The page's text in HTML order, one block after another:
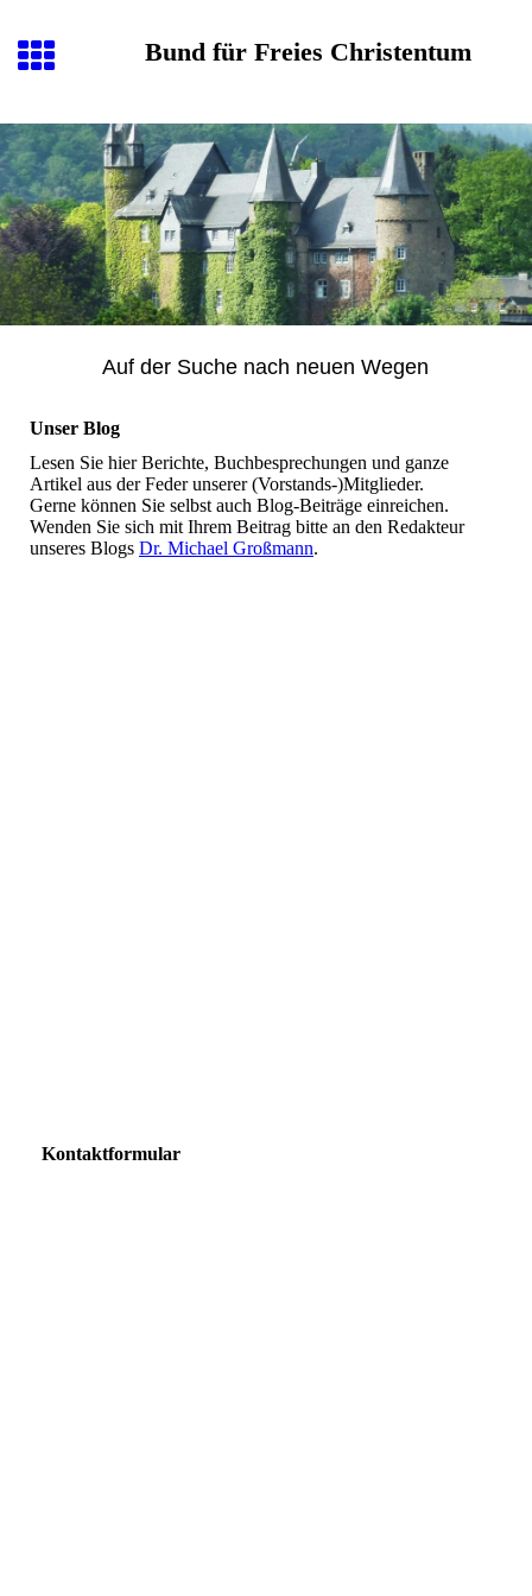
Bund für Freies Christentum
Auf der Suche nach neuen Wegen
Unser Blog
Lesen Sie hier Berichte, Buchbesprechungen und ganze
Artikel aus der Feder unserer (Vorstands-)Mitglieder.
Gerne können Sie selbst auch Blog-Beiträge einreichen.
Wenden Sie sich mit Ihrem Beitrag bitte an den Redakteur
unseres Blogs Dr. Michael Großmann.
Kontaktformular